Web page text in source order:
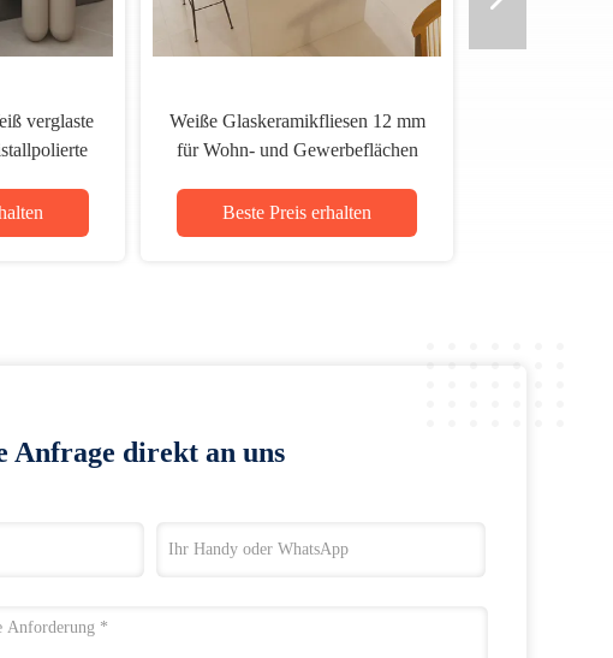
verglaste
Weiße Glaskeramikfliesen 12 mm
für Wohn- und Gewerbeflächen
Beste Preis erhalten
Anfrage direkt an uns